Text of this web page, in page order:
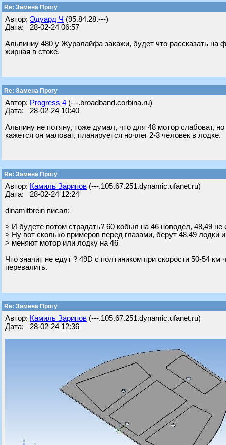
Re: Замена Прогу
Автор: Эдуард Ч (95.84.28.---)
Дата: 28-02-24 06:57
Альпиниу 480 у Журалайфа закажи, будет что рассказать на
жирная в стоке.
Re: Замена Прогу
Автор: Progress 4 (---.broadband.corbina.ru)
Дата: 28-02-24 10:40
Альпину не потяну, тоже думал, что для 48 мотор слабоват,
кажется он маловат, планируется ночлег 2-3 человек в лодке.
Re: Замена Прогу
Автор: Камиль Зарипов (---.105.67.251.dynamic.ufanet.ru)
Дата: 28-02-24 12:24
dinamitbrein писал:
> И будете потом страдать? 60 кобыл на 46 новодел, 48,49 не
> Ну вот сколько примеров перед глазами, берут 48,49 лодки
> меняют мотор или лодку на 46
Что значит не едут ? 49D с полтиником при скорости 50-54
перевалить.
Re: Замена Прогу
Автор: Камиль Зарипов (---.105.67.251.dynamic.ufanet.ru)
Дата: 28-02-24 12:36